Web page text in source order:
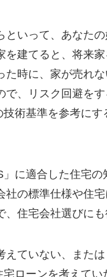
といって、あなた
を建てると、将来
た時に、家が売れ
で、リスク回避を
技術基準を参考にす
」に適合した住宅
社の標準仕様や住宅
、住宅会社選びにも
えていない、または
ローンを考えてい